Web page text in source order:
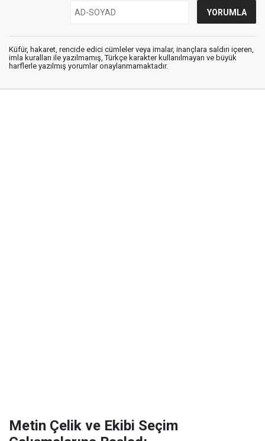
Küfür, hakaret, rencide edici cümleler veya imalar, inançlara saldırı içeren,
imla kuralları ile yazılmamış, Türkçe karakter kullanılmayan ve büyük
harflerle yazılmış yorumlar onaylanmamaktadır.
Metin Çelik ve Ekibi Seçim